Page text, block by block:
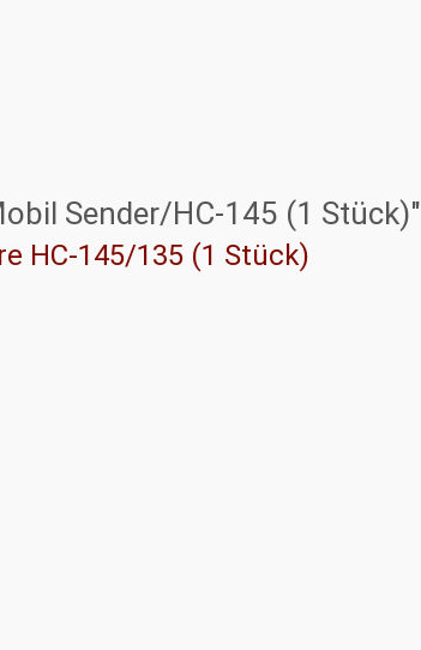
Sender/HC-145 (1 Stück)"
HC-145/135 (1 Stück)